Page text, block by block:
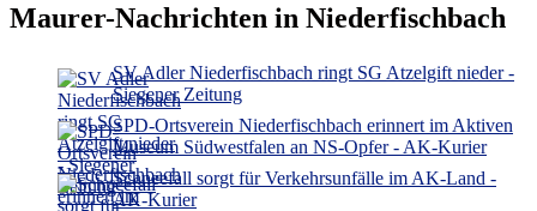
Maurer-Nachrichten in Niederfischbach
SV Adler Niederfischbach ringt SG Atzelgift nieder -
Siegener Zeitung
SPD-Ortsverein Niederfischbach erinnert im Aktiven
Museum Südwestfalen an NS-Opfer - AK-Kurier
Schneefall sorgt für Verkehrsunfälle im AK-Land -
AK-Kurier